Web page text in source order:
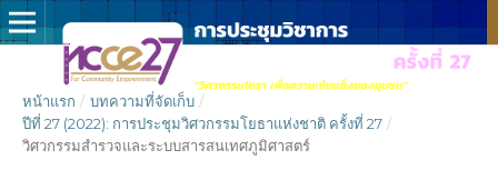
หน้าแรก / บทความที่จัดเก็บ /
ปีที่ 27 (2022): การประชุมวิศวกรรมโยธาแห่งชาติ ครั้งที่ 27 /
วิศวกรรมสำรวจและระบบสารสนเทศภูมิศาสตร์